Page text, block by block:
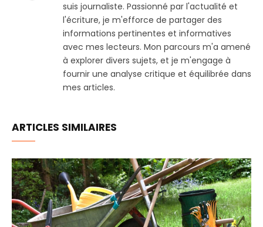
suis journaliste. Passionné par l'actualité et
l'écriture, je m'efforce de partager des
informations pertinentes et informatives
avec mes lecteurs. Mon parcours m'a amené
à explorer divers sujets, et je m'engage à
fournir une analyse critique et équilibrée dans
mes articles.
ARTICLES SIMILAIRES